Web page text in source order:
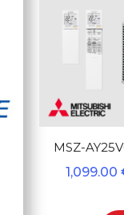
MSZ-
1,099.00